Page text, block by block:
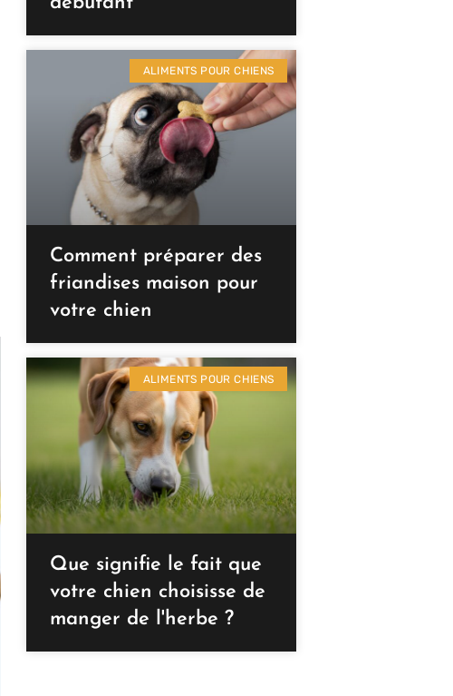
ALIMENTS POUR CHIENS
Comment préparer des
friandises maison pour
votre chien
ALIMENTS POUR CHIENS
Que signifie le fait que
votre chien choisisse de
manger de l'herbe ?